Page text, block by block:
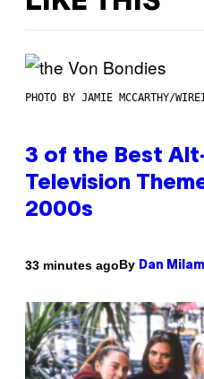
PHOTO BY JAMIE MCCARTHY/
3 of the Best
Television
2000s
33 minutes agoBy Dan Milam